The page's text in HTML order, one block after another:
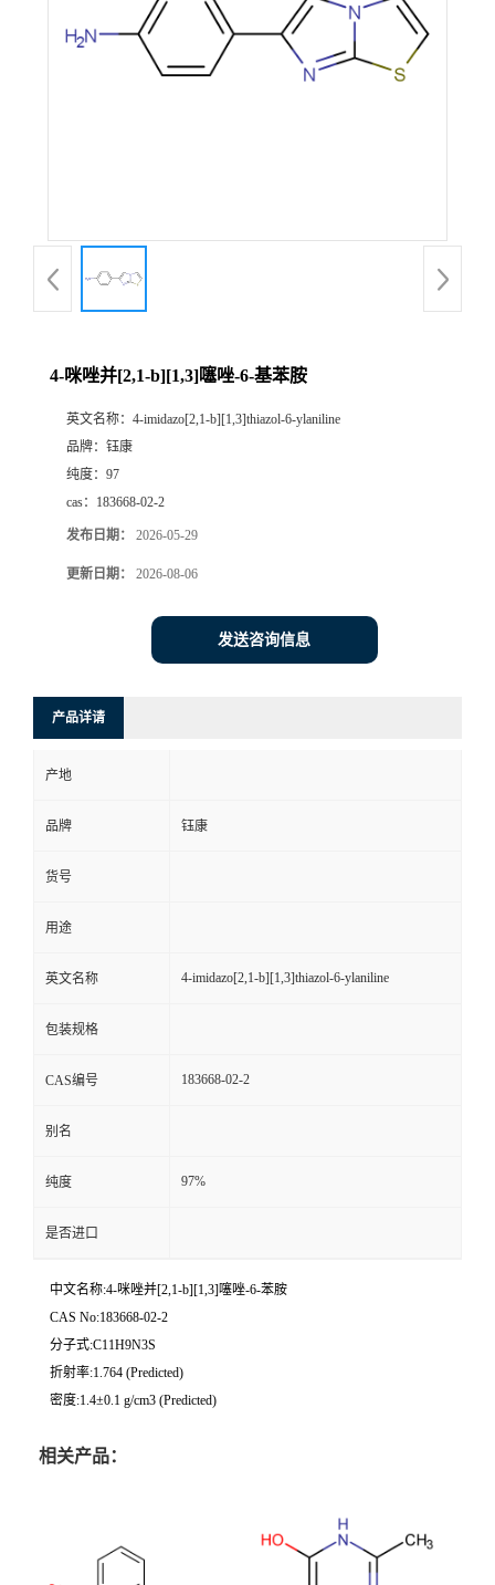
4-咪唑并[2,1-b][1,3]噻唑-6-基苯胺
英文名称： 4-imidazo[2,1-b][1,3]thiazol-6-ylaniline
品牌： 钰康
纯度： 97
cas： 183668-02-2
发布日期： 2026-05-29
更新日期： 2026-08-06
发送咨询信息
产品详请
产地
品牌 钰康
货号
用途
英文名称 4-imidazo[2,1-b][1,3]thiazol-6-ylaniline
包装规格
CAS编号 183668-02-2
别名
纯度 97%
是否进口
中文名称:4-咪唑并[2,1-b][1,3]噻唑-6-苯胺
CAS No:183668-02-2
分子式:C11H9N3S
折射率:1.764 (Predicted)
密度:1.4±0.1 g/cm3 (Predicted)
相关产品：